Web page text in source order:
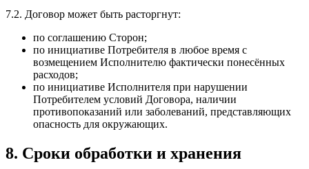
7.2. Договор может быть расторгнут:
по соглашению Сторон;
по инициативе Потребителя в любое время с
возмещением Исполнителю фактически понесённых
расходов;
по инициативе Исполнителя при нарушении
Потребителем условий Договора, наличии
противопоказаний или заболеваний, представляющих
опасность для окружающих.
8. Сроки обработки и хранения